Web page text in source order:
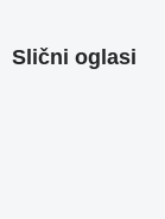
Slični oglasi